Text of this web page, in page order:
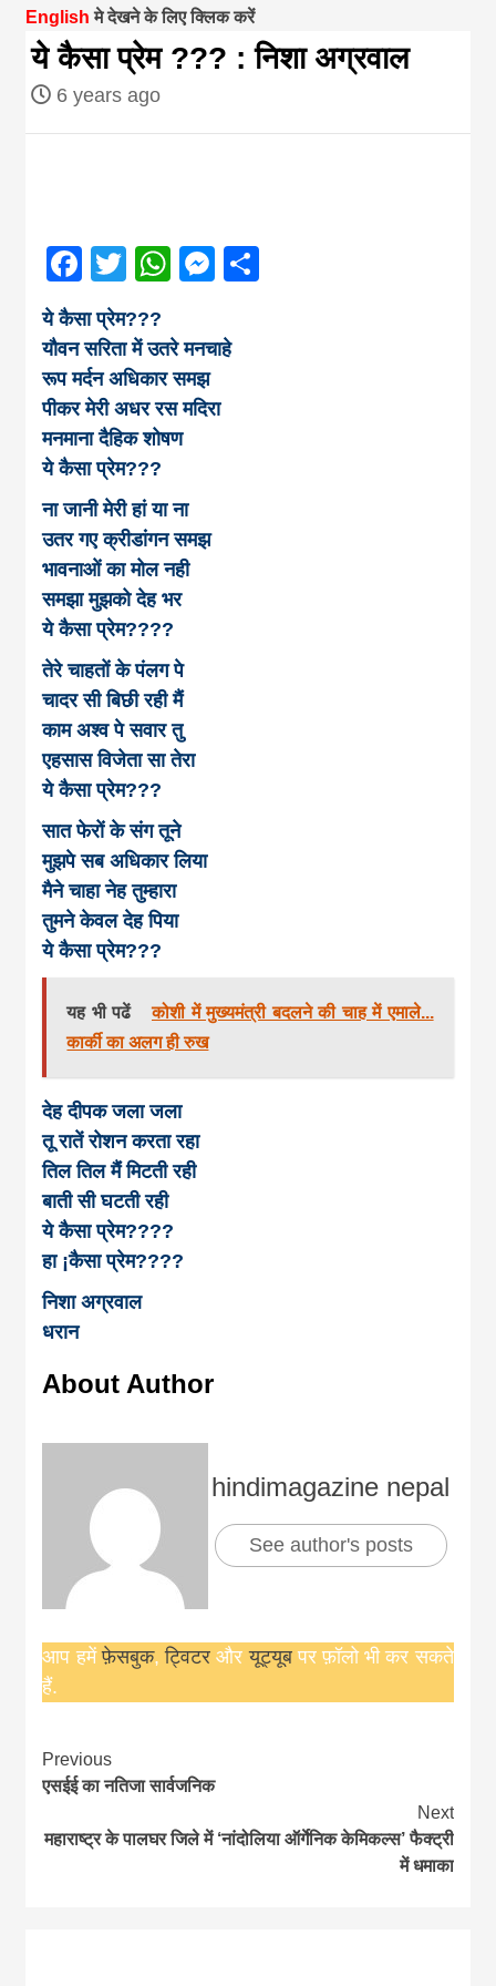
magazine of
Nepal brings
from
news,
khabar
English मे देखने के लिए क्लिक करें
ये कैसा प्रेम ??? : निशा अग्रवाल
6 years ago
Facebook
Twitter
WhatsApp
Messenger
ये कैसा प्रेम???
यौवन सरिता में उतरे मनचाहे
रूप मर्दन अधिकार समझ
पीकर मेरी अधर रस मदिरा
मनमाना दैहिक शोषण
ये कैसा प्रेम???
ना जानी मेरी हां या ना
उतर गए क्रीडांगन समझ
भावनाओं का मोल नही
समझा मुझको देह भर
ये कैसा प्रेम????
तेरे चाहतों के पंलग पे
चादर सी बिछी रही मैं
काम अश्व पे सवार तु
एहसास विजेता सा तेरा
ये कैसा प्रेम???
सात फेरों के संग तूने
मुझपे सब अधिकार लिया
मैने चाहा नेह तुम्हारा
तुमने केवल देह पिया
ये कैसा प्रेम???
यह भी पढें
कोशी में मुख्यमंत्री बदलने की चाह में एमाले...
कार्की का अलग ही रुख
देह दीपक जला जला
तू रातें रोशन करता रहा
तिल तिल मैंं मिटती रही
बाती सी घटती रही
ये कैसा प्रेम????
हा ¡कैसा प्रेम????
निशा अग्रवाल
धरान
About Author
hindimagazine nepal
See author's posts
आप हमेंफ़ेसबुक,ट्विटरऔरयूट्यूबपर फ़ॉलो भी कर सकते
हैं.
Continue
Reading
Previous
एसईई का नतिजा सार्वजनिक
Next
महाराष्ट्र के पालघर जिले में ‘नांदोलिया ऑर्गेनिक केमिकल्स’ फैक्ट्री
में धमाका